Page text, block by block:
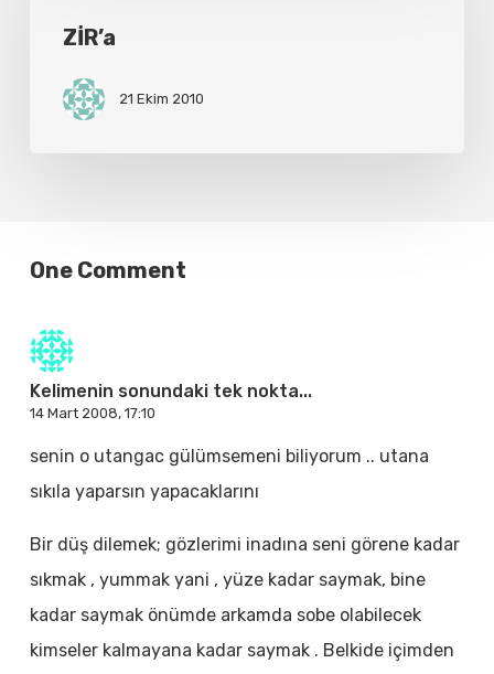
ZİR’a
21 Ekim 2010
One Comment
Kelimenin sonundaki tek nokta...
14 Mart 2008, 17:10
senin o utangac gülümsemeni biliyorum .. utana
sıkıla yaparsın yapacaklarını
Bir düş dilemek; gözlerimi inadına seni görene kadar
sıkmak , yummak yani , yüze kadar saymak, bine
kadar saymak önümde arkamda sobe olabilecek
kimseler kalmayana kadar saymak . Belkide içimden